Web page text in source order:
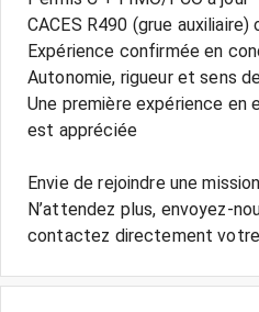
CACES R490 (grue
Expérience confirmée en
Autonomie, rigueur et sens
Une première expérience en
est appréciée
Envie de rejoindre une
N’attendez plus, envoyez-
contactez directement votre